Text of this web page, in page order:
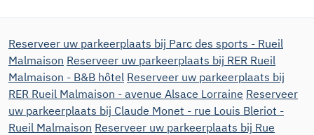
Reserveer uw parkeerplaats bij Parc des sports - Rueil
Malmaison Reserveer uw parkeerplaats bij RER Rueil
Malmaison - B&B hôtel Reserveer uw parkeerplaats bij
RER Rueil Malmaison - avenue Alsace Lorraine Reserveer
uw parkeerplaats bij Claude Monet - rue Louis Bleriot -
Rueil Malmaison Reserveer uw parkeerplaats bij Rue